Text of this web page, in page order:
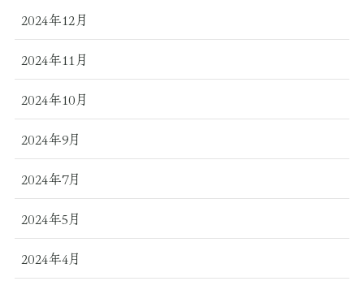
2024年12月
2024年11月
2024年10月
2024年9月
2024年7月
2024年5月
2024年4月